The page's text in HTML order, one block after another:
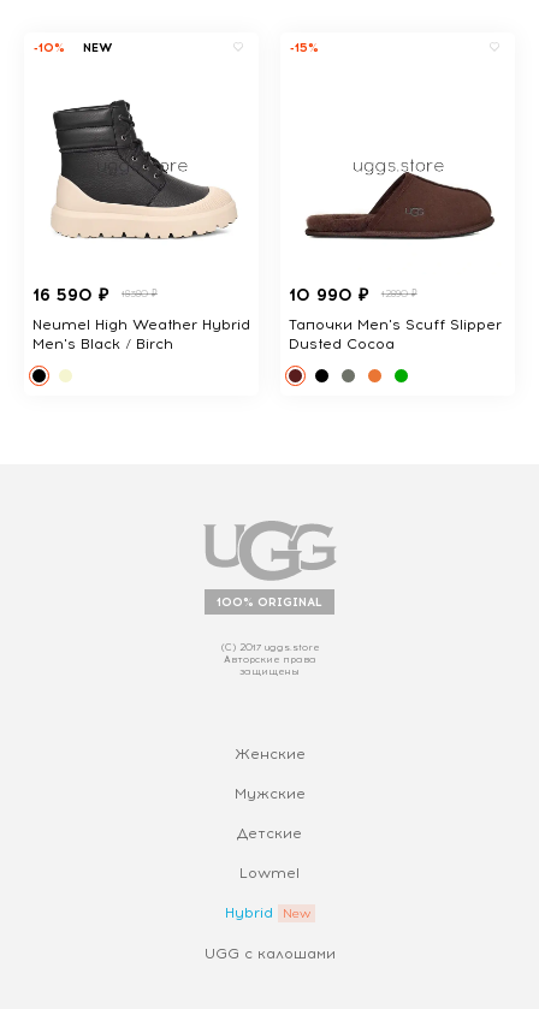
-10% NEW
16 590 ₽ 18380 ₽
Neumel High Weather Hybrid
Men's Black / Birch
-15%
10 990 ₽ 12890 ₽
Тапочки Men's Scuff Slipper
Dusted Cocoa
100% ORIGINAL
(С) 2017 uggs.store
Авторские права
защищены
Женские
Мужские
Детские
Lowmel
Hybrid
UGG с калошами